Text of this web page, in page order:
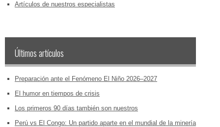
Artículos de nuestros especialistas
Últimos artículos
Preparación ante el Fenómeno El Niño 2026–2027
El humor en tiempos de crisis
Los primeros 90 días también son nuestros
Perú vs El Congo: Un partido aparte en el mundial de la minería